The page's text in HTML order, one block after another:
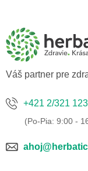
Váš partner pre
+421 2/321